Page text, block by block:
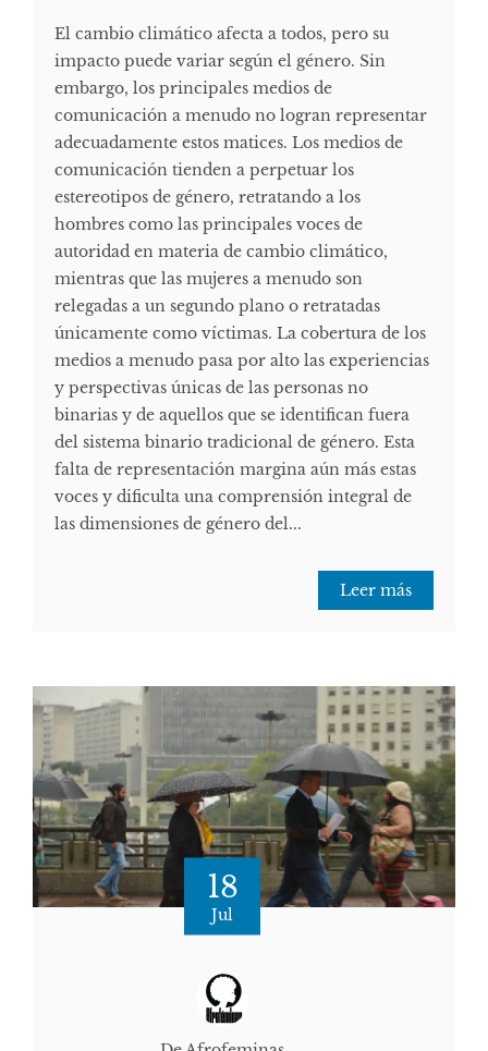
El cambio climático afecta a todos, pero su
impacto puede variar según el género. Sin
embargo, los principales medios de
comunicación a menudo no logran representar
adecuadamente estos matices. Los medios de
comunicación tienden a perpetuar los
estereotipos de género, retratando a los
hombres como las principales voces de
autoridad en materia de cambio climático,
mientras que las mujeres a menudo son
relegadas a un segundo plano o retratadas
únicamente como víctimas. La cobertura de los
medios a menudo pasa por alto las experiencias
y perspectivas únicas de las personas no
binarias y de aquellos que se identifican fuera
del sistema binario tradicional de género. Esta
falta de representación margina aún más estas
voces y dificulta una comprensión integral de
las dimensiones de género del...
Leer más
18
Jul